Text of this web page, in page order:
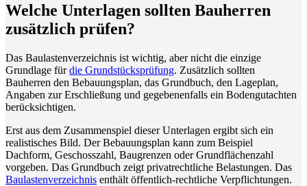
Welche Unterlagen sollten Bauherren
zusätzlich prüfen?
Das Baulastenverzeichnis ist wichtig, aber nicht die einzige
Grundlage fürdie Grundstücksprüfung. Zusätzlich sollten
Bauherren den Bebauungsplan, das Grundbuch, den Lageplan,
Angaben zur Erschließung und gegebenenfalls ein Bodengutachten
berücksichtigen.
Erst aus dem Zusammenspiel dieser Unterlagen ergibt sich ein
realistisches Bild. Der Bebauungsplan kann zum Beispiel
Dachform, Geschosszahl, Baugrenzen oder Grundflächenzahl
vorgeben. Das Grundbuch zeigt privatrechtliche Belastungen. Das
Baulastenverzeichnis enthält öffentlich-rechtliche Verpflichtungen.